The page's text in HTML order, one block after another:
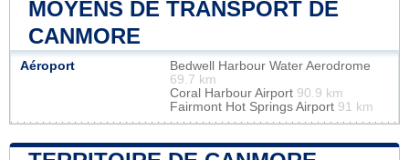
MOYENS DE TRANSPORT DE
CANMORE
Aéroport
Bedwell Harbour Water Aerodrome
69.7 km
Coral Harbour Airport 90.9 km
Fairmont Hot Springs Airport 91 km